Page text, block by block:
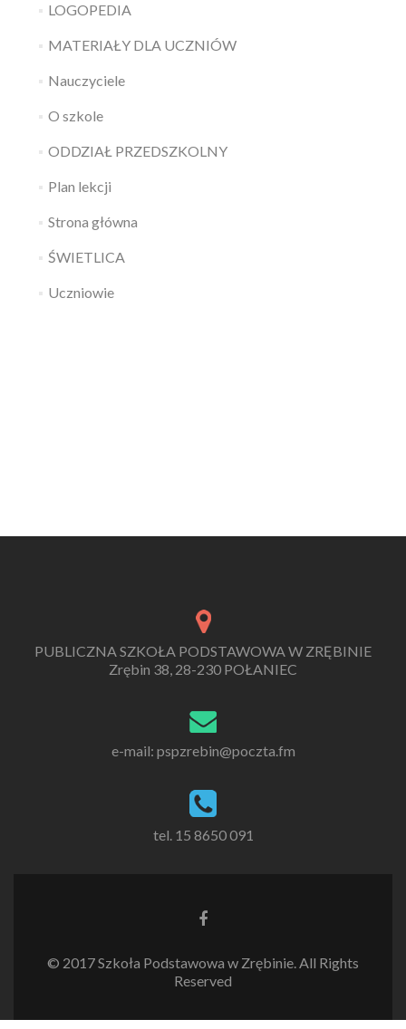
LOGOPEDIA
MATERIAŁY DLA UCZNIÓW
Nauczyciele
O szkole
ODDZIAŁ PRZEDSZKOLNY
Plan lekcji
Strona główna
ŚWIETLICA
Uczniowie
PUBLICZNA SZKOŁA PODSTAWOWA W ZRĘBINIE
Zrębin 38, 28-230 POŁANIEC
e-mail: pspzrebin@poczta.fm
tel. 15 8650 091
Link
© 2017 Szkoła Podstawowa w Zrębinie. All Rights
Reserved